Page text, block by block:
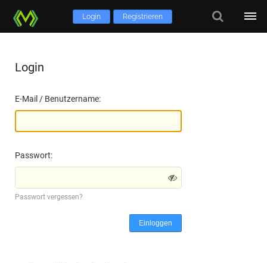
Login Registrieren
Login
E-Mail / Benutzername:
Passwort:
Passwort vergessen?